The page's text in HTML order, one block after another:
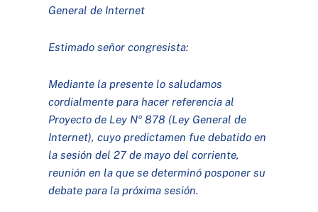
General de Internet
Estimado señor congresista:
Mediante la presente lo saludamos
cordialmente para hacer referencia al
Proyecto de Ley Nº 878 (Ley General de
Internet), cuyo predictamen fue debatido en
la sesión del 27 de mayo del corriente,
reunión en la que se determinó posponer su
debate para la próxima sesión.